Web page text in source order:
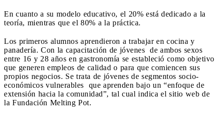
En cuanto a su modelo educativo, el 20% está dedicado a la
teoría, mientras que el 80% a la práctica.
Los primeros alumnos aprendieron a trabajar en cocina y
panadería. Con la capacitación de jóvenes de ambos sexos
entre 16 y 28 años en gastronomía se estableció como objetivo
que generen empleos de calidad o para que comiencen sus
propios negocios. Se trata de jóvenes de segmentos socio-
económicos vulnerables que aprenden bajo un “enfoque de
extensión hacia la comunidad”, tal cual indica el sitio web de
la Fundación Melting Pot.